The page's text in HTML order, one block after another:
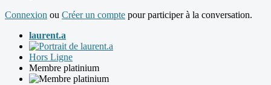
Connexion ou Créer un compte pour participer à la conversation.
laurent.a
Hors Ligne
Membre platinium